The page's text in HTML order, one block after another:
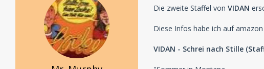
Die zweite Staffel von VIDAN
Diese Infos habe ich auf
VIDAN - Schrei nach Stille